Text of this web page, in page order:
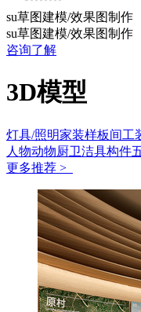
su草图建模/效果图制作
su草图建模/效果图制作
咨询了解
3D模型
灯具/照明家装样板间工
人物动物厨卫洁具构件
更多推荐 >